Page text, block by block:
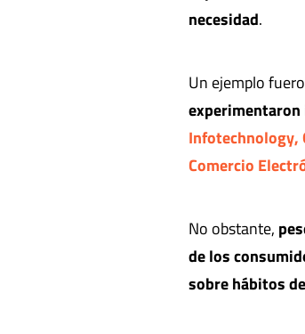
necesidad.
Un ejemplo
experimentaron
Infotechnology,
Comercio
No obstante,
de los
sobre hábitos